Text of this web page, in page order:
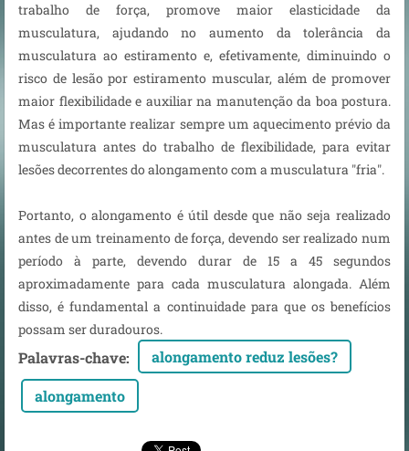
trabalho de força, promove maior elasticidade da
musculatura, ajudando no aumento da tolerância da
musculatura ao estiramento e, efetivamente, diminuindo o
risco de lesão por estiramento muscular, além de promover
maior flexibilidade e auxiliar na manutenção da boa postura.
Mas é importante realizar sempre um aquecimento prévio da
musculatura antes do trabalho de flexibilidade, para evitar
lesões decorrentes do alongamento com a musculatura "fria".
Portanto, o alongamento é útil desde que não seja realizado
antes de um treinamento de força, devendo ser realizado num
período à parte, devendo durar de 15 a 45 segundos
aproximadamente para cada musculatura alongada. Além
disso, é fundamental a continuidade para que os benefícios
possam ser duradouros.
Palavras-chave: alongamento reduz lesões?
alongamento